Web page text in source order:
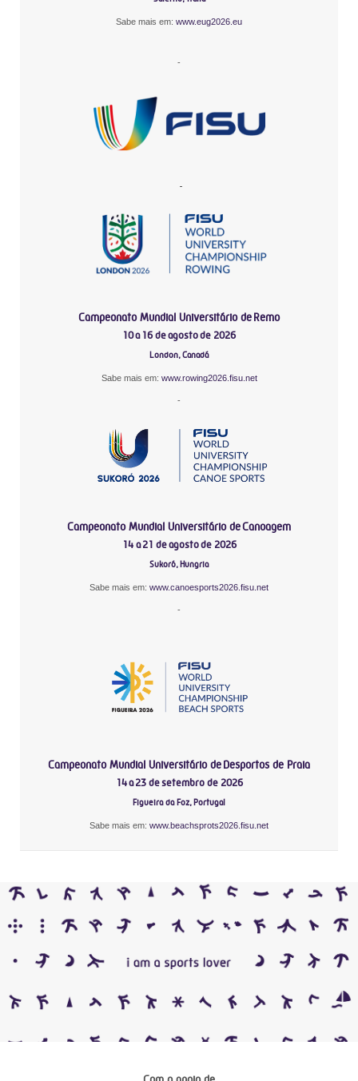
Sabe mais em: www.eug2026.eu
-
-
Campeonato Mundial Universitário de Remo
10 a 16 de agosto de 2026
London, Canadá
Sabe mais em: www.rowing2026.fisu.net
-
Campeonato Mundial Universitário de Canoagem
14 a 21 de agosto de 2026
Sukoró, Hungria
Sabe mais em: www.canoesports2026.fisu.net
-
Campeonato Mundial Universitário de Desportos de Praia
14 a 23 de setembro de 2026
Figueira da Foz, Portugal
Sabe mais em: www.beachsprots2026.fisu.net